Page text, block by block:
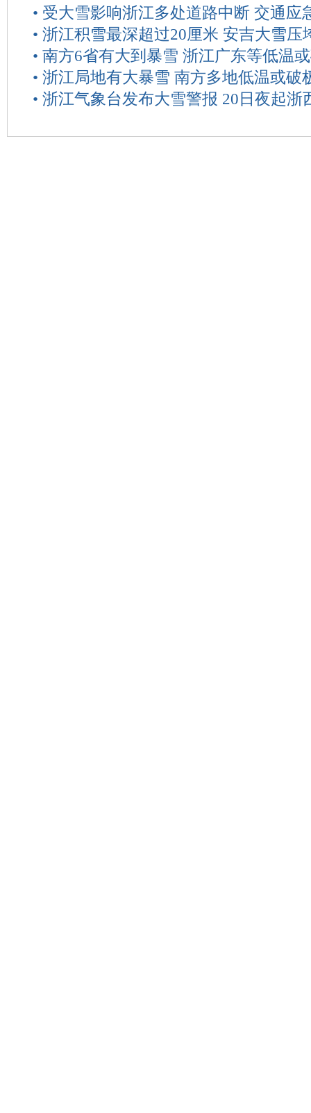
• 受大雪影响浙江多处道路中断 交通应
• 浙江积雪最深超过20厘米 安吉大雪压
• 南方6省有大到暴雪 浙江广东等低温
• 浙江局地有大暴雪 南方多地低温或破
• 浙江气象台发布大雪警报 20日夜起浙